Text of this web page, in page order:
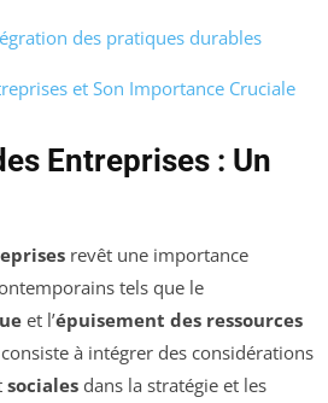
des pratiques durables
et Son Importance Cruciale
Entreprises : Un
revêt une importance
tels que le
et l’épuisement des ressources
à intégrer des considérations
sociales dans la stratégie et les